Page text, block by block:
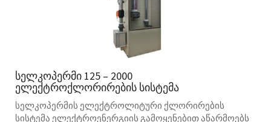
სელკოპერმი 125 – 2000
ელექტროქლორირების სისტემა
სელკოპერმის ელექტროლიტური ქლორირების
სისტემა ელექტროენერგიის გამოყენებით აწარმოებს